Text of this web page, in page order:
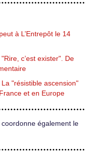
à L’Entrepôt le 14
c’est exister". De
La "résistible ascension"
et en Europe
également le